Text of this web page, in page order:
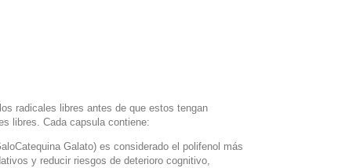
radicales libres antes de que estos tengan
libres. Cada capsula contiene:
Galato) es considerado el polifenol más
y reducir riesgos de deterioro cognitivo,